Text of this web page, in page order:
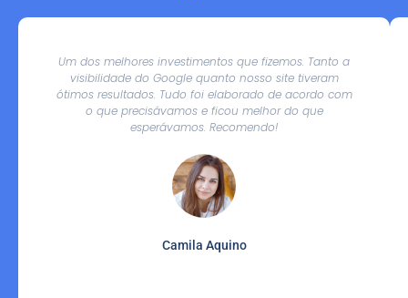
Um dos melhores investimentos que fizemos. Tanto a
visibilidade do Google quanto nosso site tiveram
ótimos resultados. Tudo foi elaborado de acordo com
o que precisávamos e ficou melhor do que
esperávamos. Recomendo!
Camila Aquino